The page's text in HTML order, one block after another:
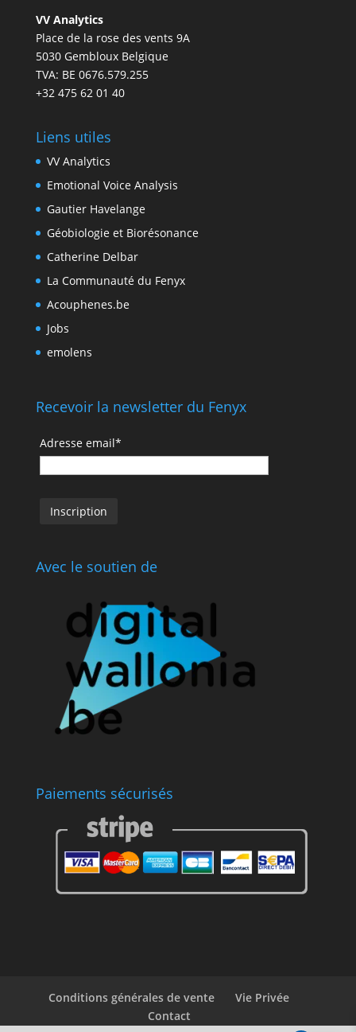
VV Analytics
Place de la rose des vents 9A
5030 Gembloux Belgique
TVA: BE 0676.579.255
+32 475 62 01 40
Liens utiles
VV Analytics
Emotional Voice Analysis
Gautier Havelange
Géobiologie et Biorésonance
Catherine Delbar
La Communauté du Fenyx
Acouphenes.be
Jobs
emolens
Recevoir la newsletter du Fenyx
Adresse email*
Avec le soutien de
Paiements sécurisés
Conditions générales de vente
Vie Privée
Contact